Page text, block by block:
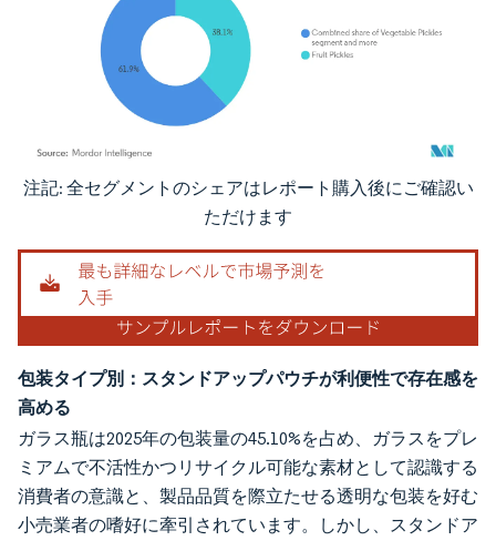
画像 © Mordor Intelligence。再利用にはCC BY 4.0の表示が必要です。
注記: 全セグメントのシェアはレポート購入後にご確認い
ただけます
包装タイプ別：スタンドアップパウチが利便性で存在感を
高める
ガラス瓶は2025年の包装量の45.10%を占め、ガラスをプレ
ミアムで不活性かつリサイクル可能な素材として認識する
消費者の意識と、製品品質を際立たせる透明な包装を好む
小売業者の嗜好に牽引されています。しかし、スタンドア